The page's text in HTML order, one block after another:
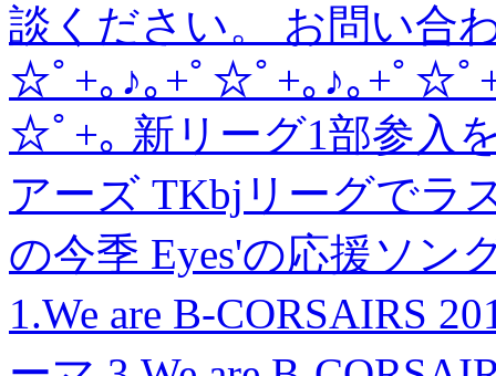
談ください。 お問い合
☆ﾟ+｡♪｡+ﾟ☆ﾟ+｡♪｡+ﾟ☆ﾟ
☆ﾟ+｡ 新リーグ1部参入
アーズ TKbjリーグでラ
の今季 Eyes'の応援ソン
1.We are B-CORSAIRS